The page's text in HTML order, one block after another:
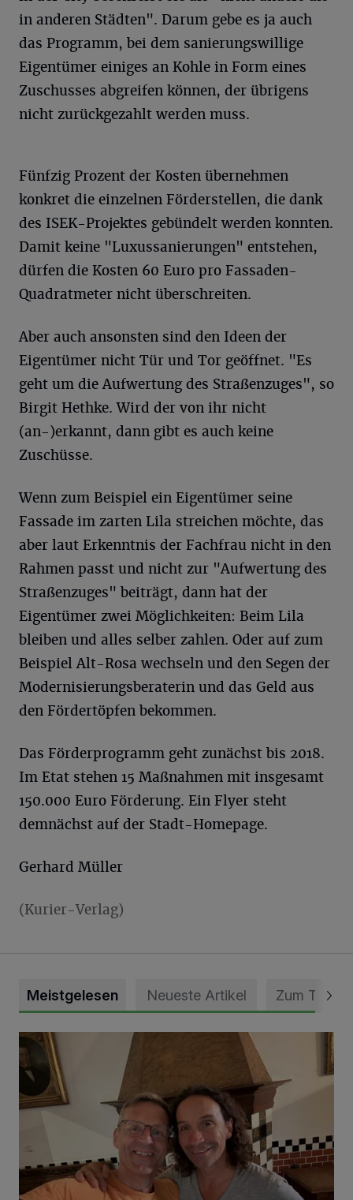
in anderen Städten". Darum gebe es ja auch
das Programm, bei dem sanierungswillige
Eigentümer einiges an Kohle in Form eines
Zuschusses abgreifen können, der übrigens
nicht zurückgezahlt werden muss.
Fünfzig Prozent der Kosten übernehmen
konkret die einzelnen Förderstellen, die dank
des ISEK-Projektes gebündelt werden konnten.
Damit keine "Luxussanierungen" entstehen,
dürfen die Kosten 60 Euro pro Fassaden-
Quadratmeter nicht überschreiten.
Aber auch ansonsten sind den Ideen der
Eigentümer nicht Tür und Tor geöffnet. "Es
geht um die Aufwertung des Straßenzuges", so
Birgit Hethke. Wird der von ihr nicht
(an-)erkannt, dann gibt es auch keine
Zuschüsse.
Wenn zum Beispiel ein Eigentümer seine
Fassade im zarten Lila streichen möchte, das
aber laut Erkenntnis der Fachfrau nicht in den
Rahmen passt und nicht zur "Aufwertung des
Straßenzuges" beiträgt, dann hat der
Eigentümer zwei Möglichkeiten: Beim Lila
bleiben und alles selber zahlen. Oder auf zum
Beispiel Alt-Rosa wechseln und den Segen der
Modernisierungsberaterin und das Geld aus
den Fördertöpfen bekommen.
Das Förderprogramm geht zunächst bis 2018.
Im Etat stehen 15 Maßnahmen mit insgesamt
150.000 Euro Förderung. Ein Flyer steht
demnächst auf der Stadt-Homepage.
Gerhard Müller
(Kurier-Verlag)
Meistgelesen Neueste Artikel Zum Thema
„Loss dir nix jefalle“ in 7 Tage 1 Song